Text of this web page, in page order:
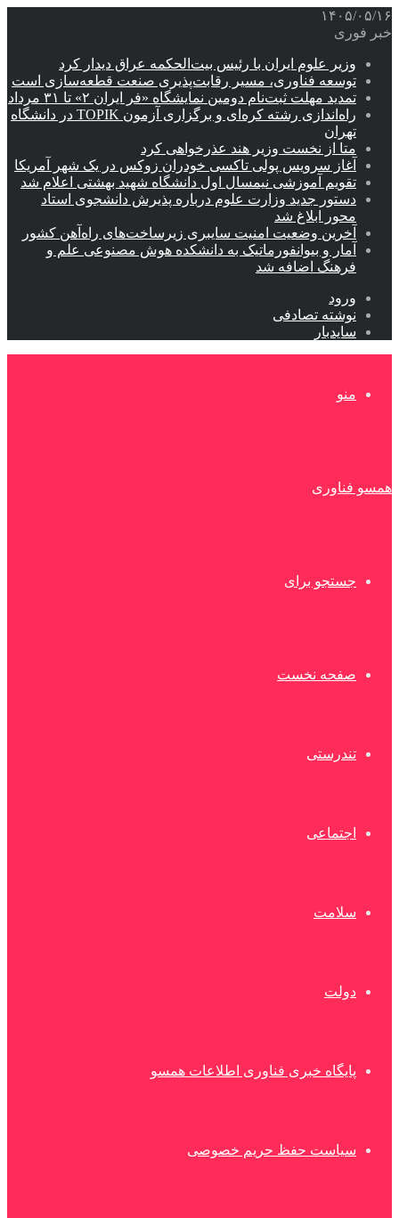
۱۴۰۵/۰۵/۱۶
خبر فوری
وزیر علوم ایران با رئیس بیت‌الحکمه عراق دیدار کرد
توسعه فناوری، مسیر رقابت‌پذیری صنعت قطعه‌سازی است
تمدید مهلت ثبت‌نام دومین نمایشگاه «فر ایران ۲» تا ۳۱ مرداد
راه‌اندازی رشته کره‌ای و برگزاری آزمون TOPIK در دانشگاه
تهران
متا از نخست وزیر هند عذرخواهی کرد
آغاز سرویس پولی تاکسی خودران زوکس در یک شهر آمریکا
تقویم آموزشی نیمسال اول دانشگاه شهید بهشتی اعلام شد
دستور جدید وزارت علوم درباره پذیرش دانشجوی استاد
محور ابلاغ شد
آخرین وضعیت امنیت سایبری زیرساخت‌های راه‌آهن کشور
آمار و بیوانفورماتیک به دانشکده هوش مصنوعی علم و
فرهنگ اضافه شد
ورود
نوشته تصادفی
سایدبار
منو
همسو فناوری
جستجو برای
صفحه نخست
تندرستی
اجتماعی
سلامت
دولت
پایگاه خبری فناوری اطلاعات همسو
سیاست حفظ حریم خصوصی